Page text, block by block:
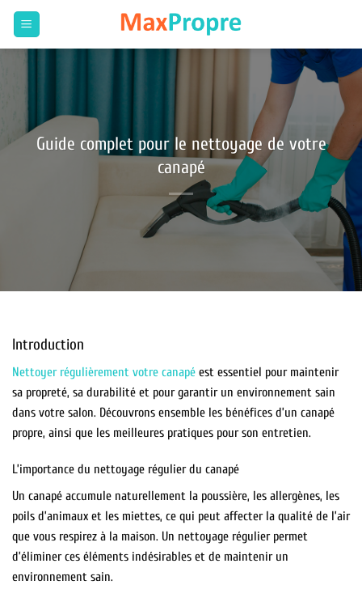
Passer
contenu
Guide complet pour le nettoyage de votre
canapé
Introduction
Nettoyer régulièrement votre canapé est essentiel pour maintenir
sa propreté, sa durabilité et pour garantir un environnement sain
dans votre salon. Découvrons ensemble les bénéfices d’un canapé
propre, ainsi que les meilleures pratiques pour son entretien.
L’importance du nettoyage régulier du canapé
Un canapé accumule naturellement la poussière, les allergènes, les
poils d’animaux et les miettes, ce qui peut affecter la qualité de l’air
que vous respirez à la maison. Un nettoyage régulier permet
d’éliminer ces éléments indésirables et de maintenir un
environnement sain.